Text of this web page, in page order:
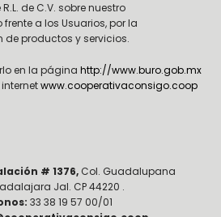
R.L. de C.V. sobre nuestro
a los Usuarios, por la
de productos y servicios.
en la página http://www.buro.gob.mx
www.cooperativaconsigo.coop
# 1376, Col. Guadalupana
Jal. CP 44220 .
33 38 19 57 00/01